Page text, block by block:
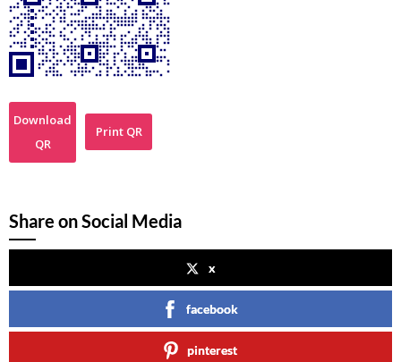
Download
QR
Print QR
Share on Social Media
x
facebook
pinterest